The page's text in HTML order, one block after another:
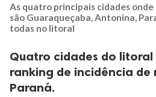
As quatro principais cidades
são Guaraqueçaba, Antonina,
todas no litoral
Quatro cidades do litoral
ranking de incidência de
Paraná.